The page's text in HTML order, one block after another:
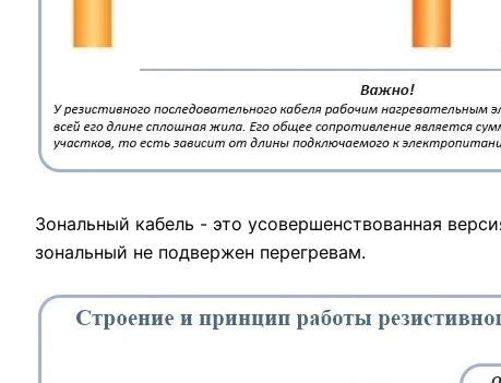
Зональный кабель - это усовершенствованная
зональный не подвержен перегревам.